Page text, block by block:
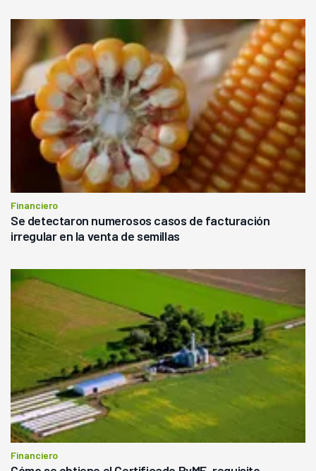
Financiero
Se detectaron numerosos casos de facturación
irregular en la venta de semillas
Financiero